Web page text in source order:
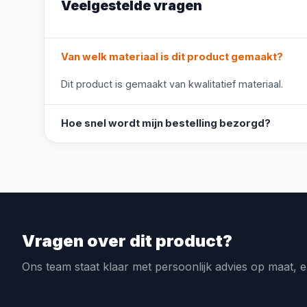
Veelgestelde vragen
Van welk materiaal is dit product gemaakt?
Dit product is gemaakt van kwalitatief materiaal.
Hoe snel wordt mijn bestelling bezorgd?
Vragen over dit product?
Ons team staat klaar met persoonlijk advies op maat,